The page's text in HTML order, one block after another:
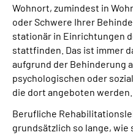
Wohnort, zumindest in
oder Schwere Ihrer
stationär in Einrichtungen
stattfinden. Das ist immer
aufgrund der Behinderung
psychologischen oder
die dort angeboten werden.
Berufliche
grundsätzlich so lange,